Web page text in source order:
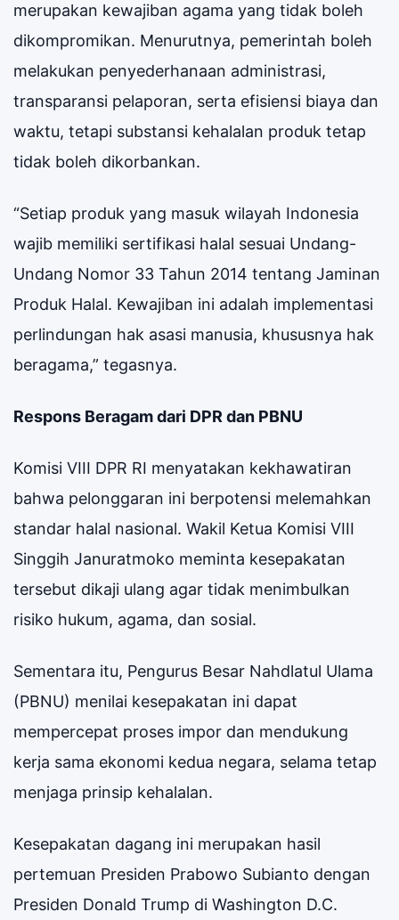
merupakan kewajiban agama yang tidak boleh
dikompromikan. Menurutnya, pemerintah boleh
melakukan penyederhanaan administrasi,
transparansi pelaporan, serta efisiensi biaya dan
waktu, tetapi substansi kehalalan produk tetap
tidak boleh dikorbankan.
“Setiap produk yang masuk wilayah Indonesia
wajib memiliki sertifikasi halal sesuai Undang-
Undang Nomor 33 Tahun 2014 tentang Jaminan
Produk Halal. Kewajiban ini adalah implementasi
perlindungan hak asasi manusia, khususnya hak
beragama,” tegasnya.
Respons Beragam dari DPR dan PBNU
Komisi VIII DPR RI menyatakan kekhawatiran
bahwa pelonggaran ini berpotensi melemahkan
standar halal nasional. Wakil Ketua Komisi VIII
Singgih Januratmoko meminta kesepakatan
tersebut dikaji ulang agar tidak menimbulkan
risiko hukum, agama, dan sosial.
Sementara itu, Pengurus Besar Nahdlatul Ulama
(PBNU) menilai kesepakatan ini dapat
mempercepat proses impor dan mendukung
kerja sama ekonomi kedua negara, selama tetap
menjaga prinsip kehalalan.
Kesepakatan dagang ini merupakan hasil
pertemuan Presiden Prabowo Subianto dengan
Presiden Donald Trump di Washington D.C.